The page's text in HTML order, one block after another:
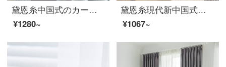
黛恩糸中国式のカーテンを注文して綿麻混紡の刺繍を作ってカーテンの遮光布をつなぎ合わせます。現代簡単な完成品のオーダーメイド布は幅一メートルです。何メートルで何枚か撮りますか？
¥1280~
黛恩糸現代新中国式客間のカーテン寝室の書斎の床の窓の遮光カーテンの完成品のカスタマイズ布毎メートル（無料のカーテンと部品などを加工して別に計算します）は何メートルを要して何枚か撮りますか？
¥1067~